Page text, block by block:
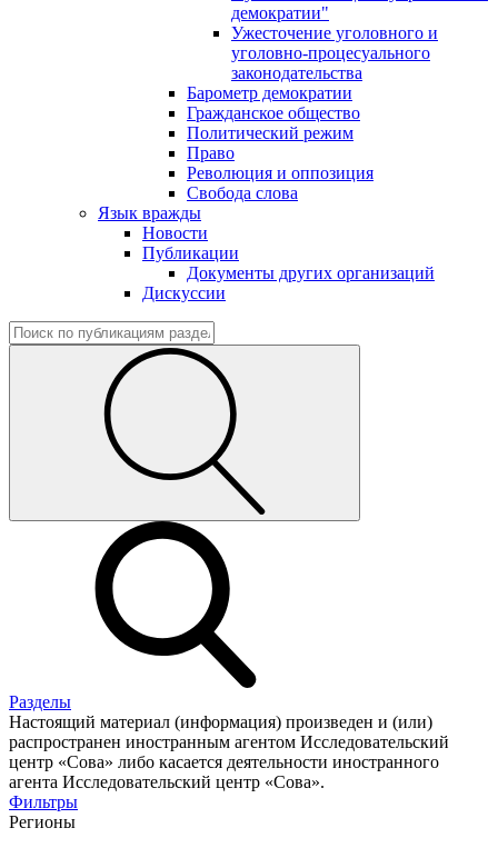
демократии"
Ужесточение уголовного и
уголовно-процесуального
законодательства
Барометр демократии
Гражданское общество
Политический режим
Право
Революция и оппозиция
Свобода слова
Язык вражды
Новости
Публикации
Документы других организаций
Дискуссии
Разделы
Настоящий материал (информация) произведен и (или)
распространен иностранным агентом Исследовательский
центр «Сова» либо касается деятельности иностранного
агента Исследовательский центр «Сова».
Фильтры
Регионы